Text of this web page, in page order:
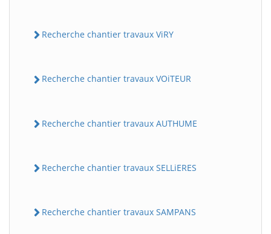
Recherche chantier travaux ViRY
Recherche chantier travaux VOiTEUR
Recherche chantier travaux AUTHUME
Recherche chantier travaux SELLiERES
Recherche chantier travaux SAMPANS